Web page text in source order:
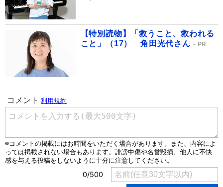
【特別読物】「救うこと、救われる
こと」（17） 角田光代さん
PR